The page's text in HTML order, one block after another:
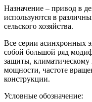
Назначение – привод в
используются в
сельского хозяйства.
Все серии асинхронных
собой большой ряд
защиты,
мощности, частоте
конструкции.
Условные обозначение: